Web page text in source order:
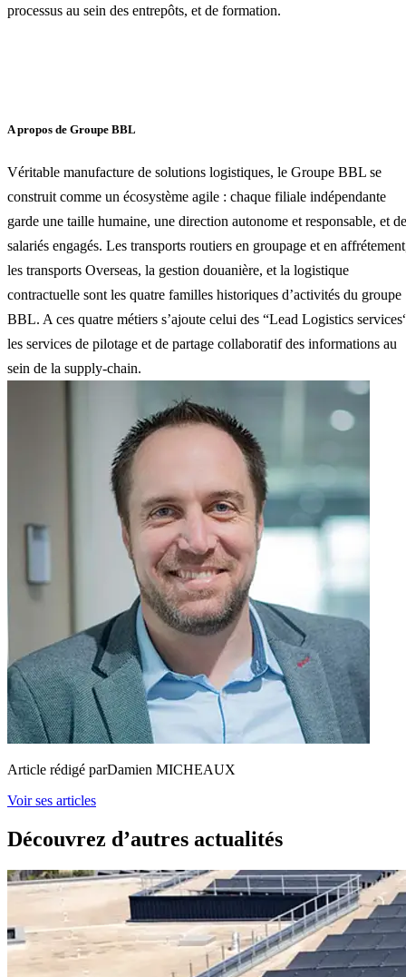
processus au sein des entrepôts, et de formation.
A propos de Groupe BBL
Véritable manufacture de solutions logistiques, le Groupe BBL se
construit comme un écosystème agile : chaque filiale indépendante
garde une taille humaine, une direction autonome et responsable, et
salariés engagés. Les transports routiers en groupage et en
les transports Overseas, la gestion douanière, et la logistique
contractuelle sont les quatre familles historiques d’activités du groupe
BBL. A ces quatre métiers s’ajoute celui des “Lead Logistics
les services de pilotage et de partage collaboratif des informations au
sein de la supply-chain.
Article rédigé parDamien MICHEAUX
Voir ses articles
Découvrez d’autres actualités